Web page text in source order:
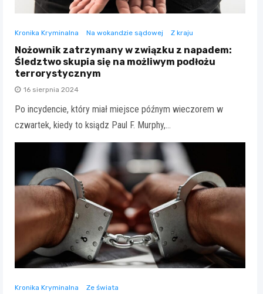
Kronika Kryminalna Na wokandzie sądowej Z kraju
Nożownik zatrzymany w związku z napadem:
Śledztwo skupia się na możliwym podłożu
terrorystycznym
16 sierpnia 2024
Po incydencie, który miał miejsce późnym wieczorem w
czwartek, kiedy to ksiądz Paul F. Murphy,…
Kronika Kryminalna Ze świata